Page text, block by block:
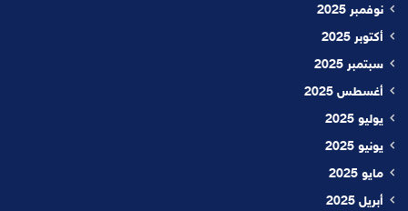
نوفمبر 2025
أكتوبر 2025
سبتمبر 2025
أغسطس 2025
يوليو 2025
يونيو 2025
مايو 2025
أبريل 2025